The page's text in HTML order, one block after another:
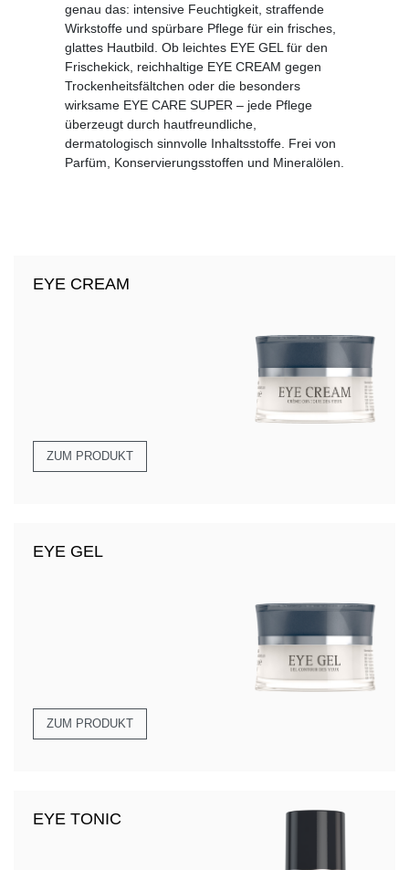
genau das: intensive Feuchtigkeit, straffende
Wirkstoffe und spürbare Pflege für ein frisches,
glattes Hautbild. Ob leichtes EYE GEL für den
Frischekick, reichhaltige EYE CREAM gegen
Trockenheitsfältchen oder die besonders
wirksame EYE CARE SUPER – jede Pflege
überzeugt durch hautfreundliche,
dermatologisch sinnvolle Inhaltsstoffe. Frei von
Parfüm, Konservierungsstoffen und Mineralölen.
EYE CREAM
ZUM PRODUKT
EYE GEL
ZUM PRODUKT
EYE TONIC